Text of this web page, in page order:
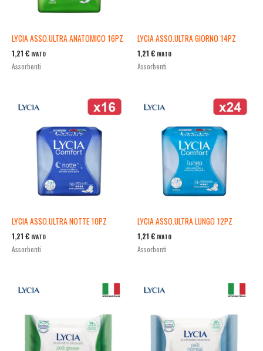
LYCIA ASSO.ULTRA ANATOMICO 16PZ
1,21 € IVATO
Assorbenti
LYCIA ASSO.ULTRA GIORNO 14PZ
1,21 € IVATO
Assorbenti
LYCIA ASSO.ULTRA NOTTE 10PZ
1,21 € IVATO
Assorbenti
LYCIA ASSO.ULTRA LUNGO 12PZ
1,21 € IVATO
Assorbenti